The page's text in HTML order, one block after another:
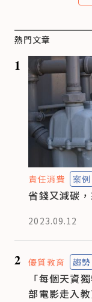
熱門文章
1
責任消費 案例
省錢又減碳
2023.09.12
2 優質教育 趨勢
「每個天資
部電影走入